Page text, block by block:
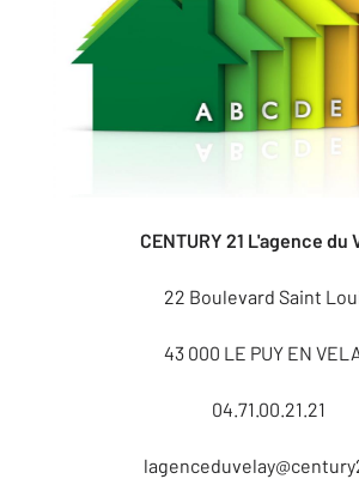
CENTURY 21 L'agence du
22 Boulevard Saint
43 000 LE PUY EN
04.71.00.21.21